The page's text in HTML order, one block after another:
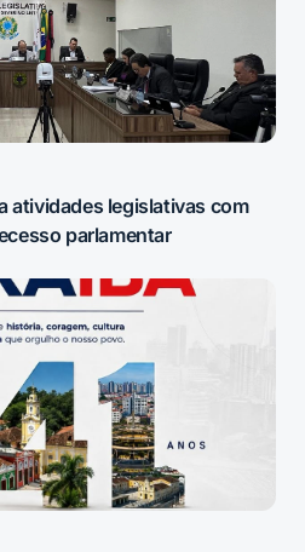
atividades legislativas com
parlamentar